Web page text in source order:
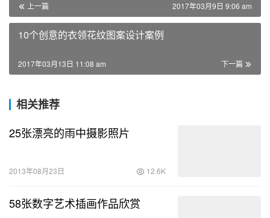
上一篇 2017年03月9日 9:06 am
10个创意的衣领花纹图案设计案例
下一篇
2017年03月13日 11:08 am
相关推荐
25张漂亮的雨中摄影照片
2013年08月23日 12.6K
58张数字艺术插画作品欣赏